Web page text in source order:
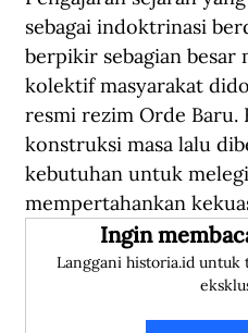
sebagai indoktrinasi
berpikir sebagian besar
kolektif masyarakat
resmi rezim Orde Baru.
konstruksi masa lalu
kebutuhan untuk
mempertahankan
Ingin
Langgani historia.id untuk